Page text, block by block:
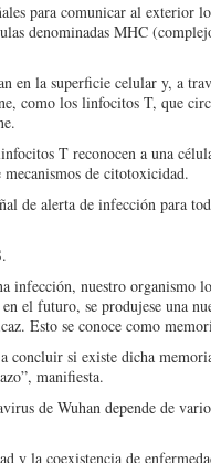
para comunicar al exterior lo
denominadas MHC
en la superficie celular y, a
como los linfocitos T, que
T reconocen a una
mecanismos de citotoxicidad.
de alerta de infección para
infección, nuestro organismo lo
el futuro, se produjese una
Esto se conoce como
concluir si existe dicha
manifiesta.
de Wuhan depende de varios
y la coexistencia de